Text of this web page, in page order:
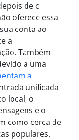
de o
oferece essa
conta ao
a
Também
a uma
a
unificada
local, o
e o
como cerca de
populares.